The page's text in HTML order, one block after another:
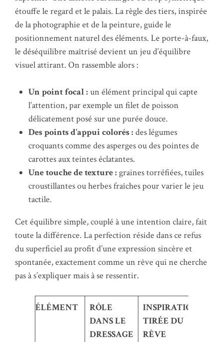
étouffe le regard et le palais. La règle des tiers, inspirée
de la photographie et de la peinture, guide le
positionnement naturel des éléments. Le porte-à-faux,
le déséquilibre maîtrisé devient un jeu d’équilibre
visuel attirant. On rassemble alors :
Un point focal : un élément principal qui capte
l’attention, par exemple un filet de poisson
délicatement posé sur une purée douce.
Des points d’appui colorés : des légumes
croquants comme des asperges ou des pointes de
carottes aux teintes éclatantes.
Une touche de texture : graines torréfiées, tuiles
croustillantes ou herbes fraîches pour varier le jeu
tactile.
Cet équilibre simple, couplé à une intention claire, fait
toute la différence. La perfection réside dans ce refus
du superficiel au profit d’une expression sincère et
spontanée, exactement comme un rêve qui ne cherche
pas à s’expliquer mais à se ressentir.
ÉLÉMENT
RÔLE
DANS LE
DRESSAGE
INSPIRATION
TIRÉE DU
RÊVE